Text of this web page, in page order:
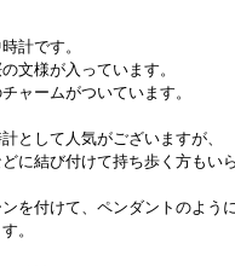
計です。
文様が入っています。
ャームがついています。
として人気がございますが、
に結び付けて持ち歩く方もい
を付けて、ペンダントのよう
。